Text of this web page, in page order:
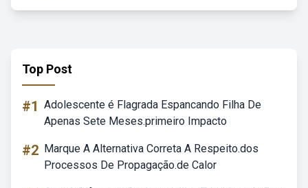
Top Post
#1 Adolescente é Flagrada Espancando Filha De
Apenas Sete Meses.primeiro Impacto
#2 Marque A Alternativa Correta A Respeito.dos
Processos De Propagação.de Calor